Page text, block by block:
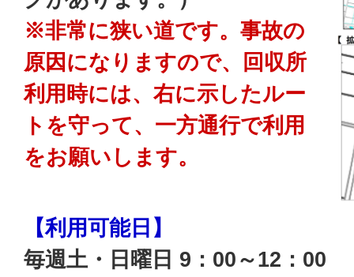
※非常に狭い道です。事故の
原因になりますので、回収所
利用時には、右に示したルー
トを守って、一方通行で利用
をお願いします。
【利用可能日】
毎週土・日曜日 9：00～12：00